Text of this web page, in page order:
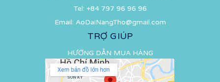
Tel: +84 797 96 96 96
Email: AoDaiNangTho@gmail.com
TRỢ GIÚP
HƯỚNG DẪN MUA HÀNG